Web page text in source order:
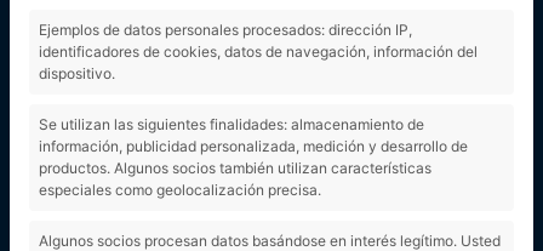
olvido
Ejemplos de datos personales procesados: dirección IP,
identificadores de cookies, datos de navegación, información del
dispositivo.
Se utilizan las siguientes finalidades: almacenamiento de
información, publicidad personalizada, medición y desarrollo de
productos. Algunos socios también utilizan características
especiales como geolocalización precisa.
Algunos socios procesan datos basándose en interés legítimo. Usted